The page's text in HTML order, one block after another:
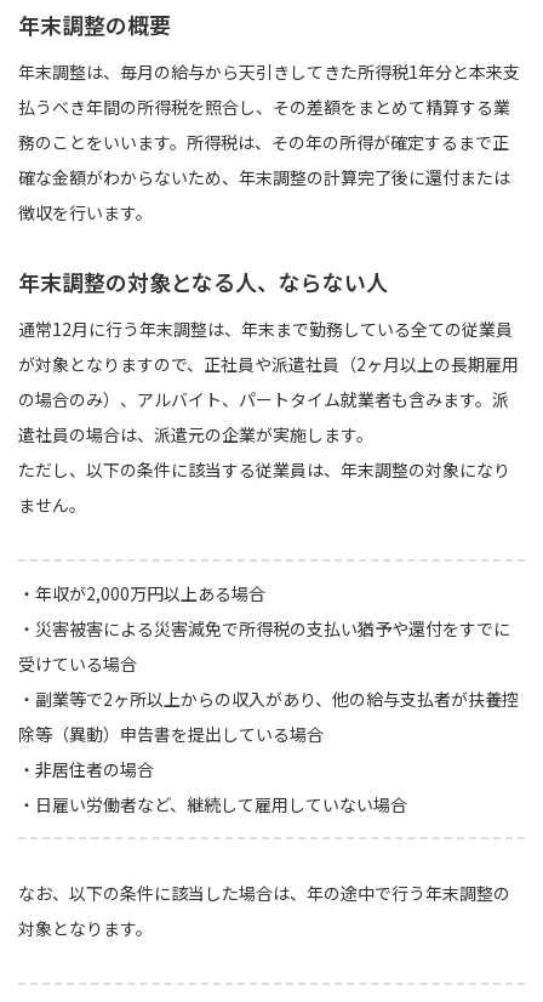
年末調整の概要
年末調整は、毎月の給与から天引きしてきた所得税1年分と本来支
払うべき年間の所得税を照合し、その差額をまとめて精算する業
務のことをいいます。所得税は、その年の所得が確定するまで正
確な金額がわからないため、年末調整の計算完了後に還付または
徴収を行います。
年末調整の対象となる人、ならない人
通常12月に行う年末調整は、年末まで勤務している全ての従業員
が対象となりますので、正社員や派遣社員（2ヶ月以上の長期雇用
の場合のみ）、アルバイト、パートタイム就業者も含みます。派
遣社員の場合は、派遣元の企業が実施します。
ただし、以下の条件に該当する従業員は、年末調整の対象になり
ません。
・年収が2,000万円以上ある場合
・災害被害による災害減免で所得税の支払い猶予や還付をすでに
受けている場合
・副業等で2ヶ所以上からの収入があり、他の給与支払者が扶養控
除等（異動）申告書を提出している場合
・非居住者の場合
・日雇い労働者など、継続して雇用していない場合
なお、以下の条件に該当した場合は、年の途中で行う年末調整の
対象となります。